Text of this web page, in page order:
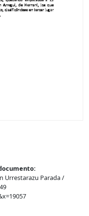
Urrestarazu Parada /